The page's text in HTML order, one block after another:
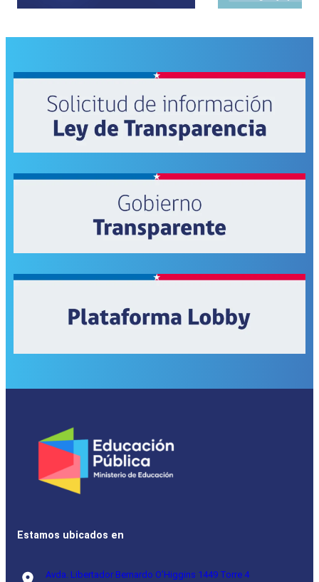
Estamos ubicados en
Avda. Libertador Bernardo O’Higgins 1449 Torre 4